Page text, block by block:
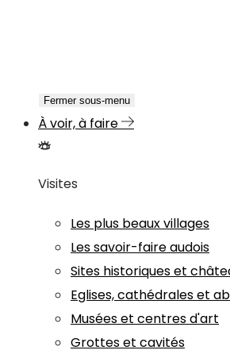
Fermer sous-menu
À voir, à faire
Visites
Les plus beaux villages
Les savoir-faire audois
Sites historiques et
Eglises, cathédrales et
Musées et centres d'art
Grottes et cavités